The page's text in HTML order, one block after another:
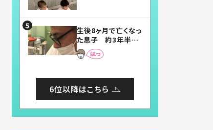
まらない」「幸せにな
れる」
生後8ヶ月で亡くなっ
た息子 約3年半
後、当時の妻の日記
に書いてあった本音
6位以降はこちら